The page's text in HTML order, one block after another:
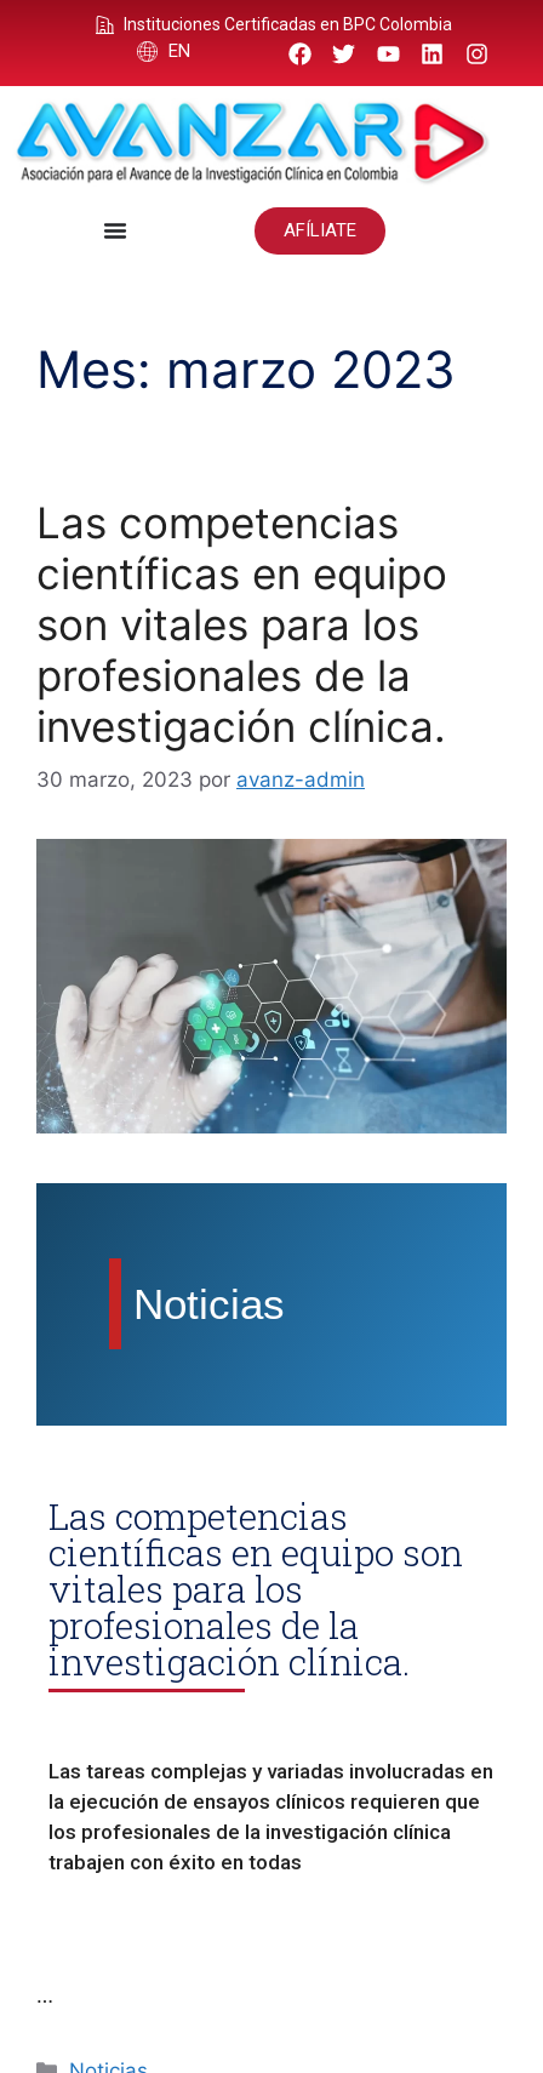
Instituciones Certificadas en BPC Colombia
EN
AFÍLIATE
Mes: marzo 2023
Las competencias
científicas en equipo
son vitales para los
profesionales de la
investigación clínica.
30 marzo, 2023 por avanz-admin
Noticias
Las competencias
científicas en equipo son
vitales para los
profesionales de la
investigación clínica.
Las tareas complejas y variadas involucradas en
la ejecución de ensayos clínicos requieren que
los profesionales de la investigación clínica
trabajen con éxito en todas
…